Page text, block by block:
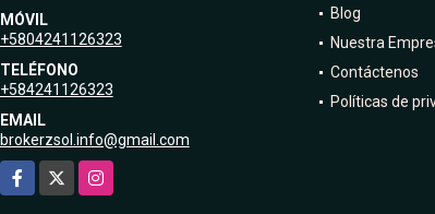
MÓVIL
+5804241126323
TELÉFONO
+584241126323
EMAIL
brokerzsol.info@gmail.com
Facebook
Instagram
Blog
Nuestra
Contáctenos
Políticas de